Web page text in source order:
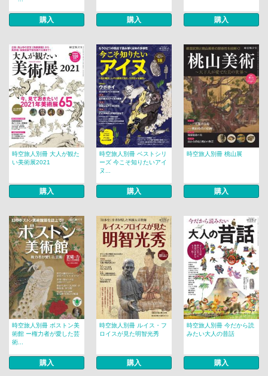
購入 購入 購入
時空旅人別冊 大人が観た
い美術展2021
購入
時空旅人別冊 ベストシリ
ーズ 今こそ知りたいアイ
ヌ...
購入
時空旅人別冊 桃山展
購入
時空旅人別冊 ボストン美
術館 ー権力者が愛した芸
術...
購入
時空旅人別冊 ルイス・フ
ロイスが見た明智光秀
購入
時空旅人別冊 今だから読
みたい大人の昔話
購入